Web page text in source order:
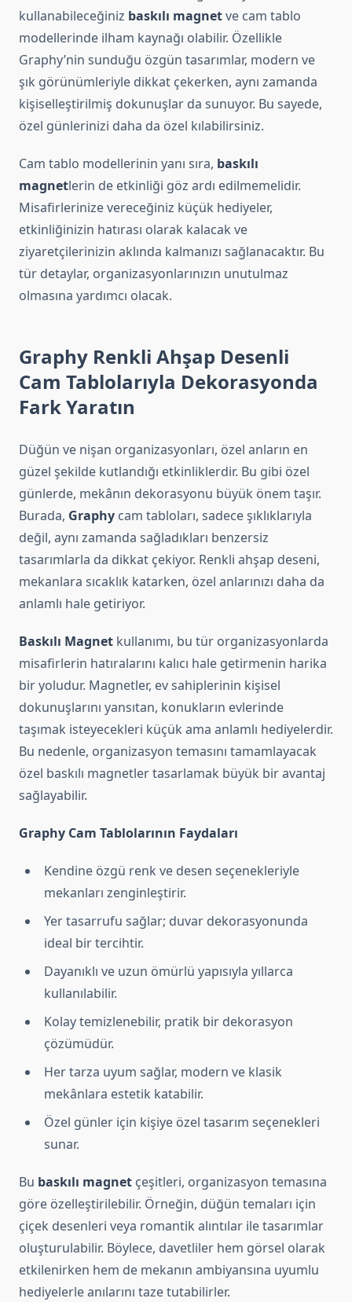
kullanabileceğiniz baskılı magnetve cam tablo
modellerinde ilham kaynağı olabilir. Özellikle
Graphy’nin sunduğu özgün tasarımlar, modern ve
şık görünümleriyle dikkat çekerken, aynı zamanda
kişiselleştirilmiş dokunuşlar da sunuyor. Bu sayede,
özel günlerinizi daha da özel kılabilirsiniz.
Cam tablo modellerinin yanı sıra, baskılı
magnetlerin de etkinliği göz ardı edilmemelidir.
Misafirlerinize vereceğiniz küçük hediyeler,
etkinliğinizin hatırası olarak kalacak ve
ziyaretçilerinizin aklında kalmanızı sağlanacaktır. Bu
tür detaylar, organizasyonlarınızın unutulmaz
olmasına yardımcı olacak.
Graphy Renkli Ahşap Desenli
Cam Tablolarıyla Dekorasyonda
Fark Yaratın
Düğün ve nişan organizasyonları, özel anların en
güzel şekilde kutlandığı etkinliklerdir. Bu gibi özel
günlerde, mekânın dekorasyonu büyük önem taşır.
Burada, Graphy cam tabloları, sadece şıklıklarıyla
değil, aynı zamanda sağladıkları benzersiz
tasarımlarla da dikkat çekiyor. Renkli ahşap deseni,
mekanlara sıcaklık katarken, özel anlarınızı daha da
anlamlı hale getiriyor.
Baskılı Magnet kullanımı, bu tür organizasyonlarda
misafirlerin hatıralarını kalıcı hale getirmenin harika
bir yoludur. Magnetler, ev sahiplerinin kişisel
dokunuşlarını yansıtan, konukların evlerinde
taşımak isteyecekleri küçük ama anlamlı hediyelerdir.
Bu nedenle, organizasyon temasını tamamlayacak
özel baskılı magnetler tasarlamak büyük bir avantaj
sağlayabilir.
Graphy Cam Tablolarının Faydaları
Kendine özgü renk ve desen seçenekleriyle
mekanları zenginleştirir.
Yer tasarrufu sağlar; duvar dekorasyonunda
ideal bir tercihtir.
Dayanıklı ve uzun ömürlü yapısıyla yıllarca
kullanılabilir.
Kolay temizlenebilir, pratik bir dekorasyon
çözümüdür.
Her tarza uyum sağlar, modern ve klasik
mekânlara estetik katabilir.
Özel günler için kişiye özel tasarım seçenekleri
sunar.
Bu baskılı magnet çeşitleri, organizasyon temasına
göre özelleştirilebilir. Örneğin, düğün temaları için
çiçek desenleri veya romantik alıntılar ile tasarımlar
oluşturulabilir. Böylece, davetliler hem görsel olarak
etkilenirken hem de mekanın ambiyansına uyumlu
hediyelerle anılarını taze tutabilirler.